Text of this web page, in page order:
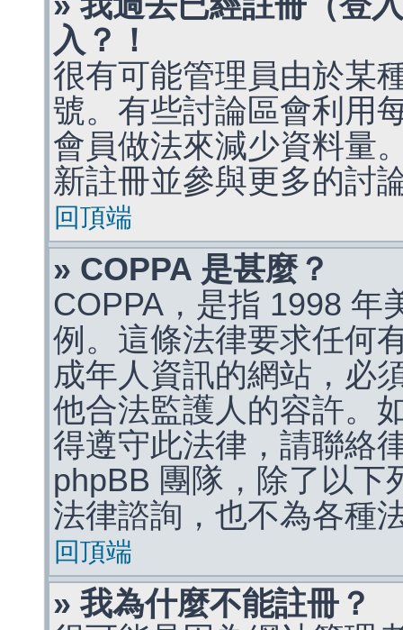
入？！
很有可能管理員由於某
號。有些討論區會利用
會員做法來減少資料量
新註冊並參與更多的討
回頂端
» COPPA 是甚麼？
COPPA，是指 1998 年
例。這條法律要求任何
成年人資訊的網站，必
他合法監護人的容許。
得遵守此法律，請聯絡
phpBB 團隊，除了以下
法律諮詢，也不為各種
回頂端
» 我為什麼不能註冊？